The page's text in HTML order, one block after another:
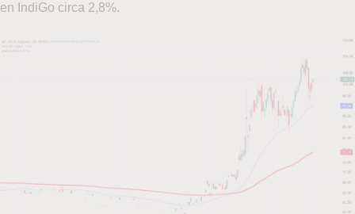
en IndiGo circa 2,8%.